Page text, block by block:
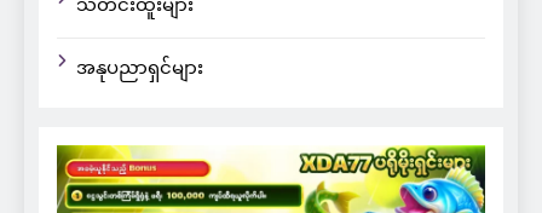
သတင်းထူးများ
အနုပညာရှင်များ